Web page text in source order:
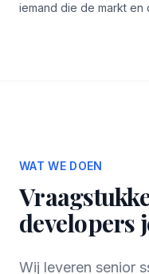
iemand die de markt en
WAT WE DOEN
developers
Wij leveren senior